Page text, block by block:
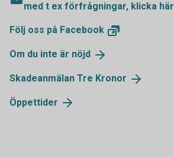
med t ex förfrågningar, klicka här
Följ oss på Facebook
Om du inte är nöjd
Skadeanmälan Tre Kronor
Öppettider